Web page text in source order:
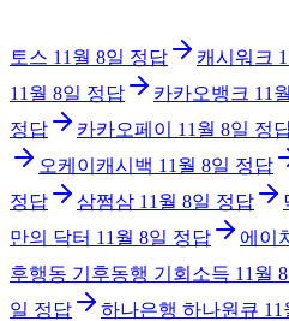
토스 11월 8일 정답 캐시워크
11월 8일 정답 카카오뱅크 11
정답
카카오페이 11월 8일 정
오케이캐시백 11월 8일 정답
정답
삼쩜삼 11월 8일 정답
만의 닥터 11월 8일 정답 에이
후행동 기후동행 기회소득 11월
일 정답 하나은행 하나원큐 11